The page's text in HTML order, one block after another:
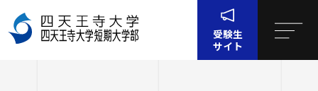
受験生
サイト